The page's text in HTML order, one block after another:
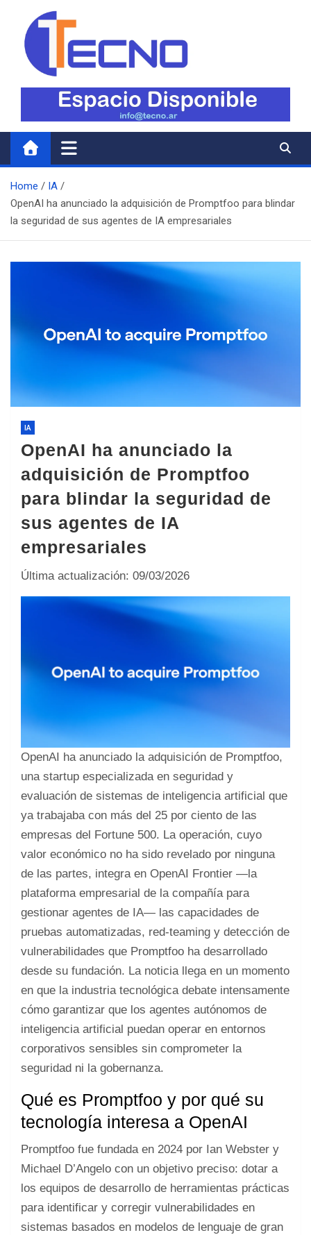
content
Tecno
Todo lo nuevo en Tecnología
Home
IA
OpenAI ha anunciado la adquisición de Promptfoo para blindar
la seguridad de sus agentes de IA empresariales
IA
OpenAI ha anunciado la
adquisición de Promptfoo
para blindar la seguridad de
sus agentes de IA
empresariales
Última actualización: 09/03/2026
OpenAI ha anunciado la adquisición de Promptfoo,
una startup especializada en seguridad y
evaluación de sistemas de inteligencia artificial que
ya trabajaba con más del 25 por ciento de las
empresas del Fortune 500. La operación, cuyo
valor económico no ha sido revelado por ninguna
de las partes, integra en OpenAI Frontier —la
plataforma empresarial de la compañía para
gestionar agentes de IA— las capacidades de
pruebas automatizadas, red-teaming y detección de
vulnerabilidades que Promptfoo ha desarrollado
desde su fundación. La noticia llega en un momento
en que la industria tecnológica debate intensamente
cómo garantizar que los agentes autónomos de
inteligencia artificial puedan operar en entornos
corporativos sensibles sin comprometer la
seguridad ni la gobernanza.
Qué es Promptfoo y por qué su
tecnología interesa a OpenAI
Promptfoo fue fundada en 2024 por Ian Webster y
Michael D’Angelo con un objetivo preciso: dotar a
los equipos de desarrollo de herramientas prácticas
para identificar y corregir vulnerabilidades en
sistemas basados en modelos de lenguaje de gran